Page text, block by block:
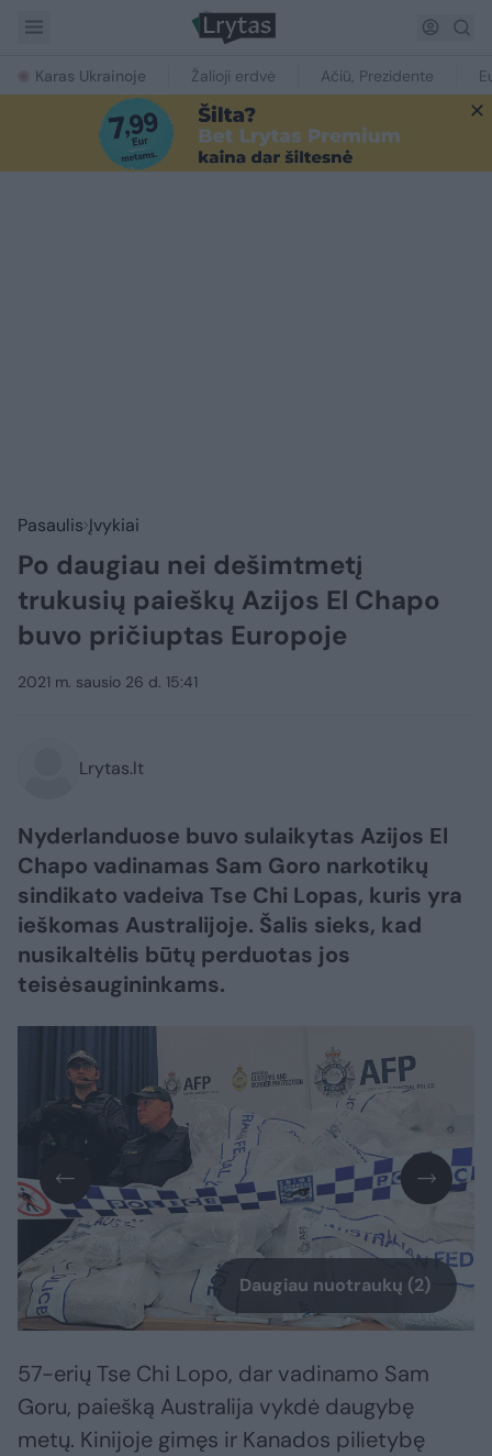
Karas Ukrainoje Žalioji erdvė Ačiū, Prezidente
Pasaulis Įvykiai
Po daugiau nei dešimtmetį
trukusių paieškų Azijos El Chapo
buvo pričiuptas Europoje
2021 m. sausio 26 d. 15:41
Lrytas.lt
Nyderlanduose buvo sulaikytas Azijos El
Chapo vadinamas Sam Goro narkotikų
sindikato vadeiva Tse Chi Lopas, kuris yra
ieškomas Australijoje. Šalis sieks, kad
nusikaltėlis būtų perduotas jos
teisėsaugininkams.
Daugiau nuotraukų (2)
57-erių Tse Chi Lopo, dar vadinamo Sam
Goru, paiešką Australija vykdė daugybę
metų. Kinijoje gimęs ir Kanados pilietybę